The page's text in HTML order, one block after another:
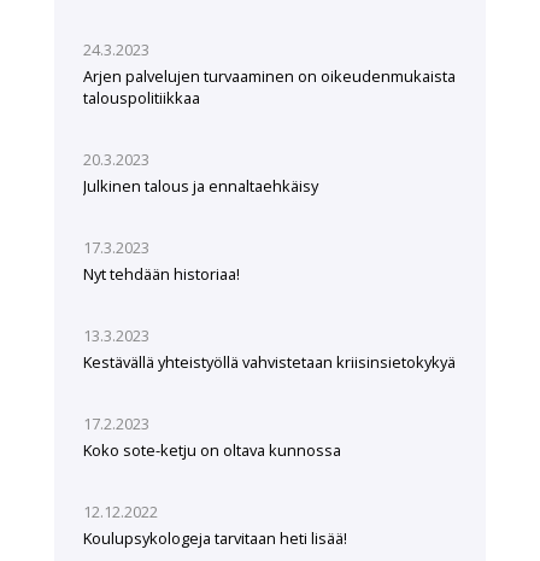
24.3.2023
Arjen palvelujen turvaaminen on oikeudenmukaista
talouspolitiikkaa
20.3.2023
Julkinen talous ja ennaltaehkäisy
17.3.2023
Nyt tehdään historiaa!
13.3.2023
Kestävällä yhteistyöllä vahvistetaan kriisinsietokykyä
17.2.2023
Koko sote-ketju on oltava kunnossa
12.12.2022
Koulupsykologeja tarvitaan heti lisää!